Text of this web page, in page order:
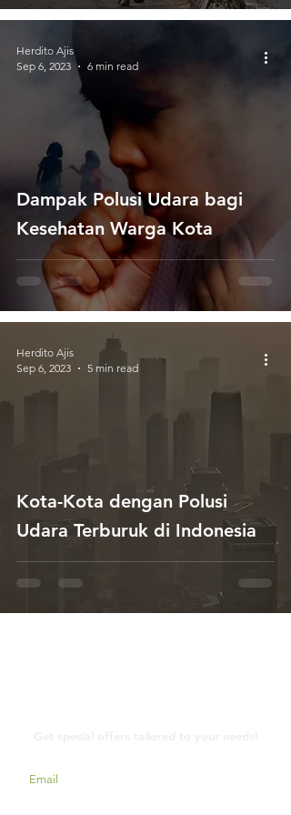
Dampak Polusi Udara bagi
Kesehatan Warga Kota
Herdito Ajis
Sep 6, 2023
6 min read
Kota-Kota dengan Polusi
Udara Terburuk di Indonesia
Herdito Ajis
Sep 6, 2023
5 min read